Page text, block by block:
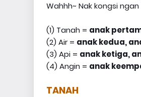
Wahhh~ Nak kongsi
(1) Tanah = anak
(2) Air = anak kedua,
(3) Api = anak ketiga,
(4) Angin = anak
TANAH